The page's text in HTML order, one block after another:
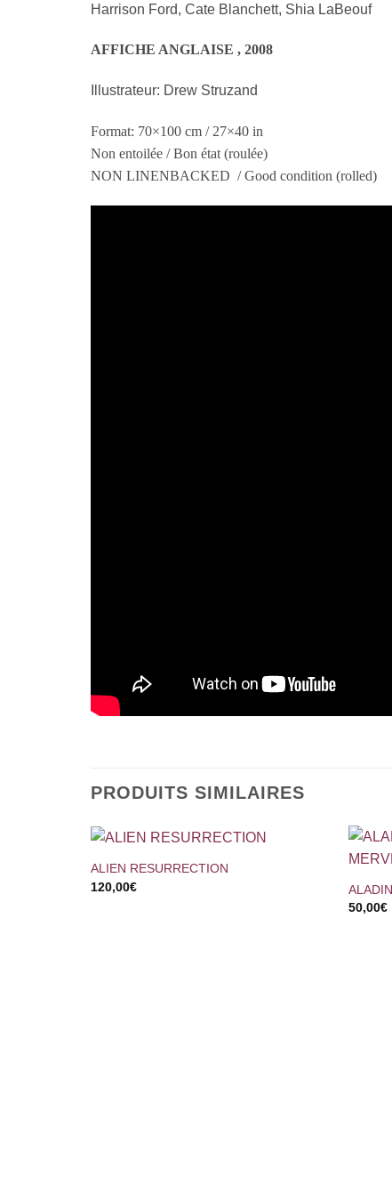
Harrison Ford, Cate Blanchett, Shia LaBeouf
AFFICHE ANGLAISE , 2008
Illustrateur: Drew Struzand
Format: 70×100 cm / 27×40 in
Non entoilée / Bon état (roulée)
NON LINENBACKED / Good condition (rolled)
PRODUITS SIMILAIRES
+
ALIEN RESURRECTION
120,00€
+
50,00€